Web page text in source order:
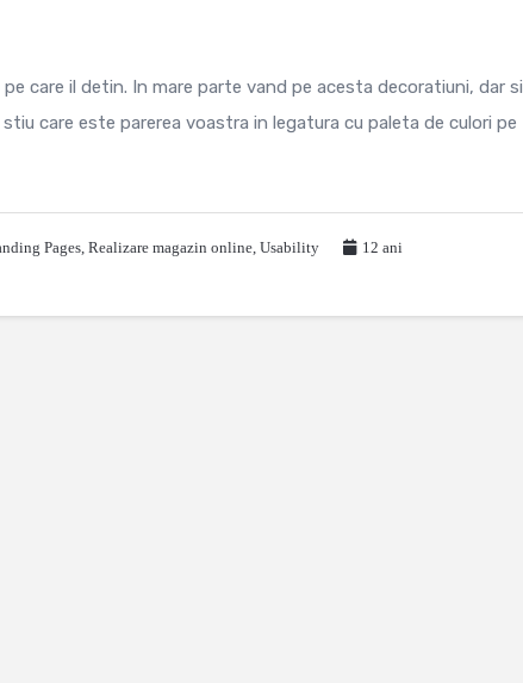
care il detin. In mare parte vand pe acesta decoratiuni, dar si
care este parerea voastra in legatura cu paleta de culori pe
Pages, Realizare magazin online, Usability
12 ani